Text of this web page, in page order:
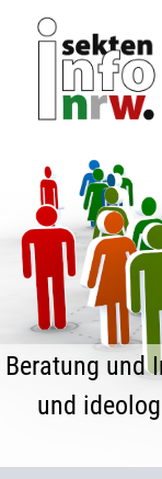
Beratung und
und